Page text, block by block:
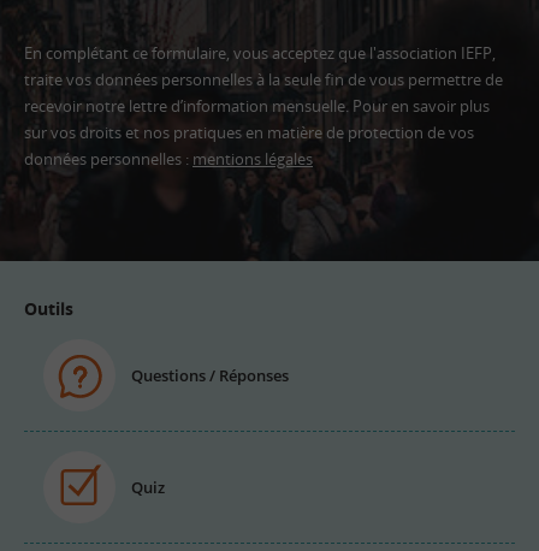
En complétant ce formulaire, vous acceptez que l'association IEFP,
traite vos données personnelles à la seule fin de vous permettre de
recevoir notre lettre d’information mensuelle. Pour en savoir plus
sur vos droits et nos pratiques en matière de protection de vos
données personnelles : mentions légales
Outils
Questions / Réponses
Quiz